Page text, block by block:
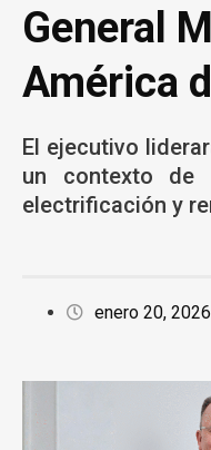
General
América
El ejecutivo
un contexto de
electrificación y
enero 20, 2026